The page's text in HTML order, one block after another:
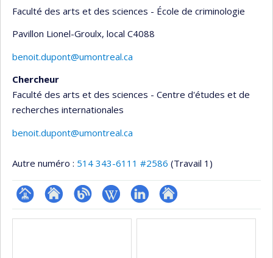
Faculté des arts et des sciences - École de criminologie
Pavillon Lionel-Groulx, local C4088
benoit.dupont@umontreal.ca
Chercheur
Faculté des arts et des sciences - Centre d'études et de
recherches internationales
benoit.dupont@umontreal.ca
Autre numéro : 514 343-6111 #2586 (Travail 1)
Page Site
BlogueWiki LinkedInAutre
Médias